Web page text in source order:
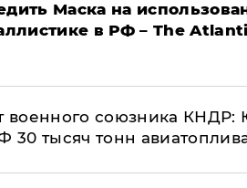
Маска на
в РФ – The
военного союзника
30 тысяч тонн